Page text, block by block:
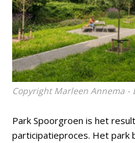
Copyright Marleen Annema -
Park Spoorgroen is het
participatieproces. Het park